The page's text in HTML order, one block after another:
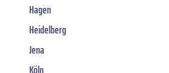
Hagen
Heidelberg
Jena